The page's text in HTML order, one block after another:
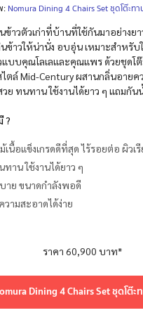
: Nomura Dining 4 Chairs Set ชุดโต๊ะทา
ข้าวตัวเก่าที่บ้านที่ใช้กันมาอย่างย
ข้าวให้น่านั่ง อบอุ่น เหมาะสำหรับ
บบคุณโลเลและคุณแพร ด้วยชุดโ
ตล์ Mid-Century ผสานกลิ่นอาย
วย ทนทาน ใช้งานได้ยาว ๆ แถมกัน
?
เนื้อแข็งเกรดดีที่สุด ไร้รอยต่อ ผิวเ
ทาน ใช้งานได้ยาว ๆ
าย ขนาดกำลังพอดี
ามสะอาดได้ง่าย
ราคา 60,900 บาท*
Dining 4 Chairs Set ชุดโต๊ะ